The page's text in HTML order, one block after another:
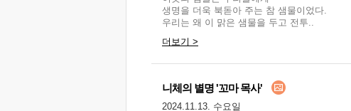
생명을 더욱 북돋아 주는 참 샘물이었다.
우리는 왜 이 맑은 샘물을 두고 전투..
더보기 >
니체의 별명 '꼬마 목사'
2024.11.13. 수요일